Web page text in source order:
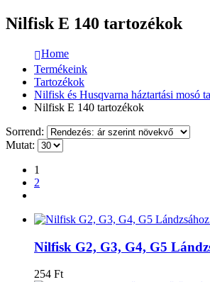
Nilfisk E 140 tartozékok
Home
Termékeink
Tartozékok
Nilfisk és Husqvarna háztartási mosó
Nilfisk E 140 tartozékok
Sorrend:
Mutat:
1
2
Nilfisk G2, G3, G4, G5
254 Ft